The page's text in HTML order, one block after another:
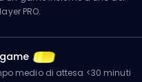
PRO.
medio di attesa <30 minuti